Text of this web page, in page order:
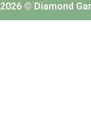
2026 © Diamond